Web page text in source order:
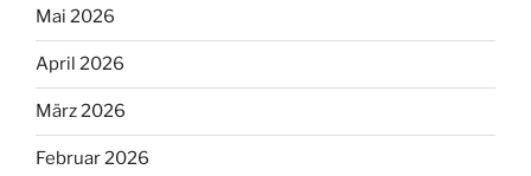
Mai 2026
April 2026
März 2026
Februar 2026